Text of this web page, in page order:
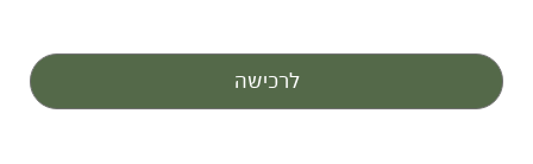
לרכישה